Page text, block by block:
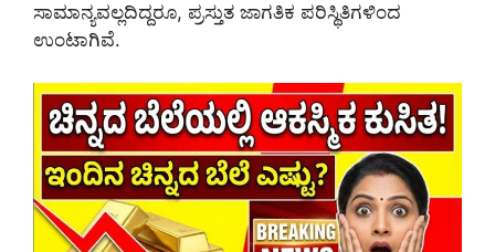
ಸಾಮಾನ್ಯವಲ್ಲದಿದ್ದರೂ, ಪ್ರಸ್ತುತ ಜಾಗತಿಕ ಪರಿಸ್ಥಿತಿಗಳಿಂದ
ಉಂಟಾಗಿವೆ.